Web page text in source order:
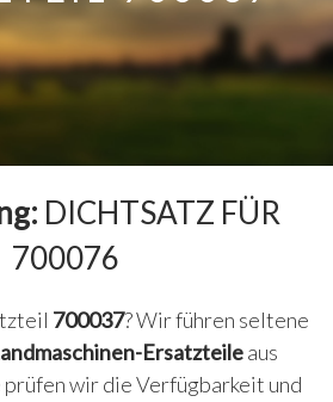
DICHTSATZ FÜR
700076
700037? Wir führen seltene
Ersatzteileaus
wir die Verfügbarkeit und